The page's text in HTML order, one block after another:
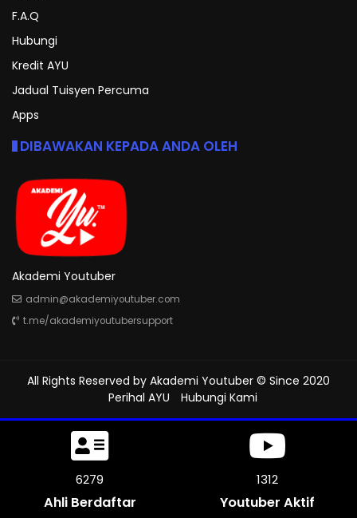
F.A.Q
Hubungi
Kredit AYU
Jadual Tuisyen Percuma
Apps
DIBAWAKAN KEPADA ANDA OLEH
Akademi Youtuber
admin@akademiyoutuber.com
t.me/akademiyoutubersupport
All Rights Reserved by Akademi Youtuber © Since 2020
Perihal AYU
Hubungi Kami
7308
Ahli Berdaftar
1312
Youtuber Aktif